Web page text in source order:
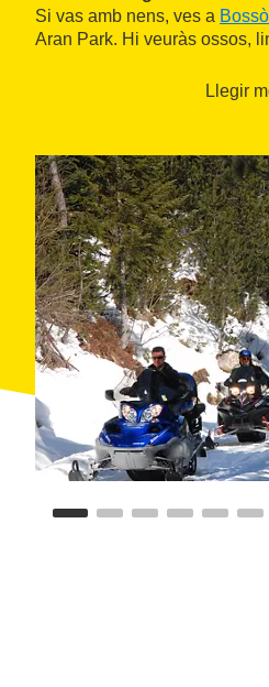
Si vas amb nens, ves a
Aran Park. Hi veuràs ossos,
un parell de llops blancs
Esquiar fora de pistes
Pyrenees Heliski et porta als
deVielhaper esquiar sobre
segur i amb un guia.
Excursió en trineu
Sent la velocitat en un trineu
guiat per un múixer en una
organitza des del pla de
o Montgarri, que es pot
La meca del ràfting
Mulla't a
Sortfent ràfting o
Pallaresa, el millor riu
amb l'empresa Rubber River.
Dia 3
Ambbuggieper la vall
Bellveí i que són aptes per a
Llegir